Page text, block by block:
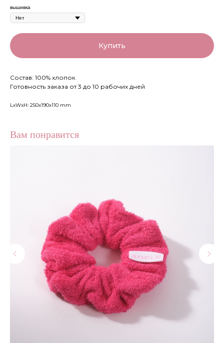
вышивка
Купить
Состав: 100% хлопок
Готовность заказа от 3 до 10 рабочих дней
LxWxH: 250x190x110 mm
Вам понравится